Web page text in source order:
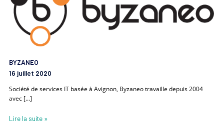
BYZANEO
16 juillet 2020
Société de services IT basée à Avignon, Byzaneo travaille depuis 2004
avec […]
Lire la suite »